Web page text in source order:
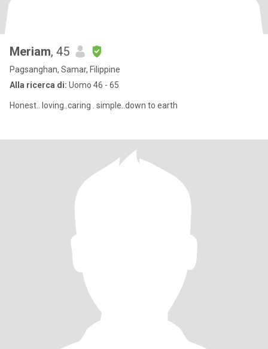
Meriam, 45
Pagsanghan, Samar, Filippine
Alla ricerca di: Uomo 46 - 65
Honest.. loving..caring . simple..down to earth